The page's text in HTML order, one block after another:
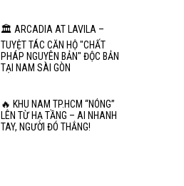
🏛️ ARCADIA AT LAVILA –
TUYỆT TÁC CĂN HỘ "CHẤT
PHÁP NGUYÊN BẢN" ĐỘC BẢN
TẠI NAM SÀI GÒN
🔥 KHU NAM TP.HCM “NÓNG”
LÊN TỪ HẠ TẦNG – AI NHANH
TAY, NGƯỜI ĐÓ THẮNG!